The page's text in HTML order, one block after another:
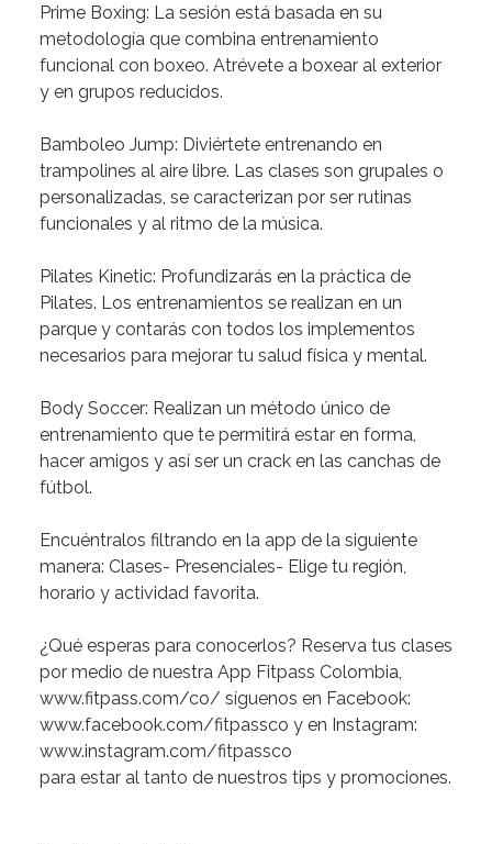
Prime Boxing: La sesión está basada en su
metodología que combina entrenamiento
funcional con boxeo. Atrévete a boxear al exterior
y en grupos reducidos.
Bamboleo Jump: Diviértete entrenando en
trampolines al aire libre. Las clases son grupales o
personalizadas, se caracterizan por ser rutinas
funcionales y al ritmo de la música.
Pilates Kinetic: Profundizarás en la práctica de
Pilates. Los entrenamientos se realizan en un
parque y contarás con todos los implementos
necesarios para mejorar tu salud física y mental.
Body Soccer: Realizan un método único de
entrenamiento que te permitirá estar en forma,
hacer amigos y así ser un crack en las canchas de
fútbol.
Encuéntralos filtrando en la app de la siguiente
manera: Clases- Presenciales- Elige tu región,
horario y actividad favorita.
¿Qué esperas para conocerlos? Reserva tus clases
por medio de nuestra App Fitpass Colombia,
www.fitpass.com/co/ síguenos en Facebook:
www.facebook.com/fitpassco y en Instagram:
www.instagram.com/fitpassco
para estar al tanto de nuestros tips y promociones.